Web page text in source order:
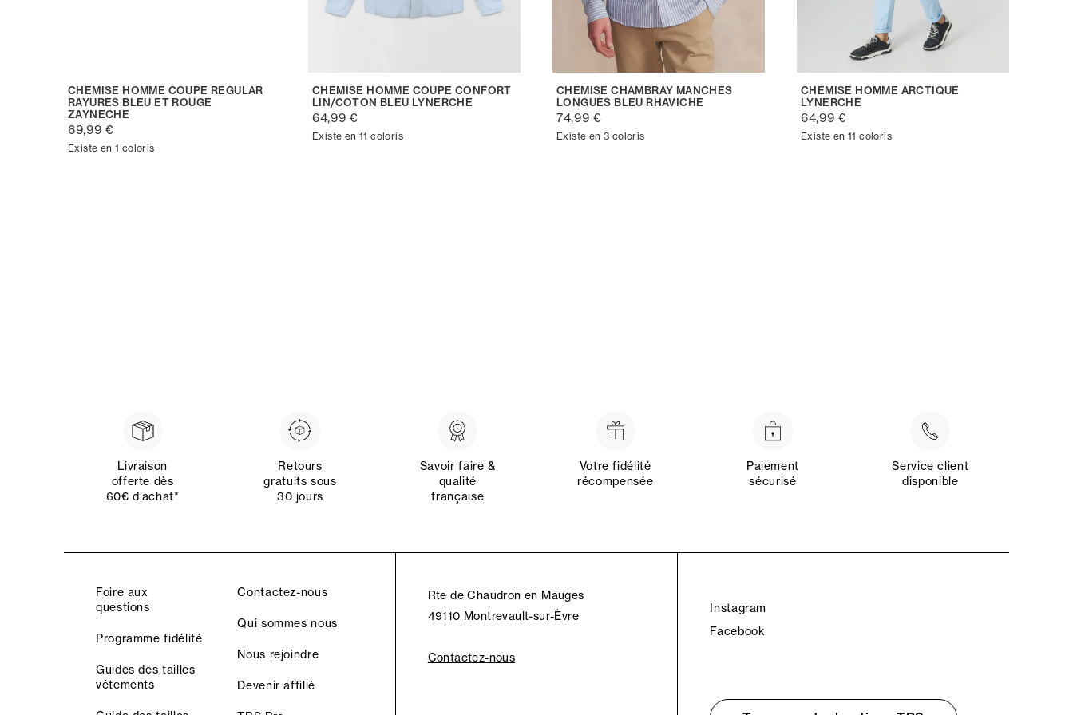
CHEMISE HOMME COUPE REGULAR
RAYURES BLEU ET ROUGE
ZAYNECHE
69,99 €
Existe en 1 coloris
CHEMISE HOMME COUPE CONFORT
LIN/COTON BLEU LYNERCHE
64,99 €
Existe en 11 coloris
CHEMISE CHAMBRAY MANCHES
LONGUES BLEU RHAVICHE
74,99 €
Existe en 3 coloris
CHEMISE HOMME ARCTIQUE
LYNERCHE
64,99 €
Existe en 11 coloris
Livraison
offerte dès
60€ d’achat*
Retours
gratuits sous
30 jours
Savoir faire &
qualité
française
Votre fidélité
récompensée
Paiement
sécurisé
Service client
disponible
Foire aux
questions
Programme fidélité
Guides des tailles
vêtements
Contactez-nous
Qui sommes nous
Nous rejoindre
Devenir affilié
Rte de Chaudron en Mauges
49110 Montrevault-sur-Èvre
Contactez-nous
Instagram
Facebook